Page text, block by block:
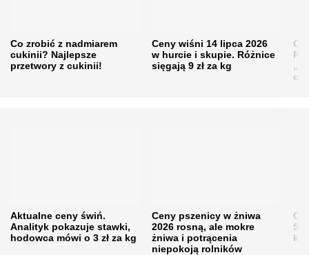
Co zrobić z nadmiarem
cukinii? Najlepsze
przetwory z cukinii!
Ceny wiśni 14 lipca 2026
w hurcie i skupie. Różnice
sięgają 9 zł za kg
Aktualne ceny świń.
Analityk pokazuje stawki,
hodowca mówi o 3 zł za kg
Ceny pszenicy w żniwa
2026 rosną, ale mokre
żniwa i potrącenia
niepokoją rolników